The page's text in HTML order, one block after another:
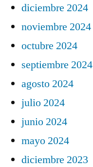
diciembre 2024
noviembre 2024
octubre 2024
septiembre 2024
agosto 2024
julio 2024
junio 2024
mayo 2024
diciembre 2023